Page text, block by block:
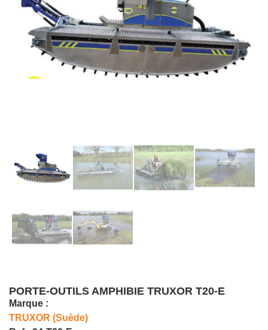
PORTE-OUTILS AMPHIBIE TRUXOR T20-E
Marque :
TRUXOR (Suède)